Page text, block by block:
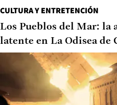
CULTURA Y ENTRETENCIÓN
Los Pueblos del Mar: la
latente en La Odisea